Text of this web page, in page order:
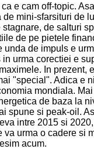
e cam off-topic.
mini-sfarsituri de
de salturi
de pe pietele
de impuls e
urma corectiei e
In prezent,
"special". Adica e
mondiala.
de baza la
spune si peak-oil.
intre 2015 si
urma o cadere si
acum.